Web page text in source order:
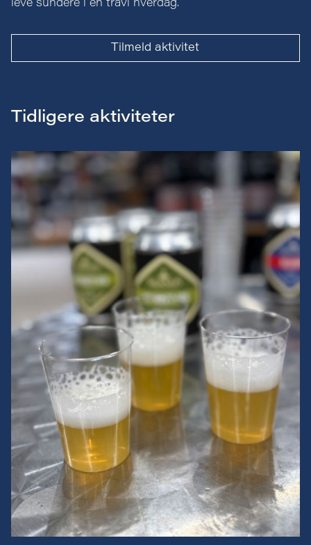
leve sundere i en travl hverdag.
Tilmeld aktivitet
Tidligere aktiviteter